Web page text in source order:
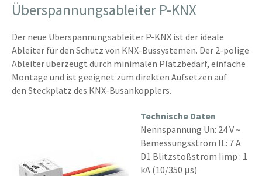
Überspannungsableiter P-KNX
Der neue Überspannungsableiter P-KNX ist der ideale
Ableiter für den Schutz von KNX-Bussystemen. Der 2-polige
Ableiter überzeugt durch minimalen Platzbedarf, einfache
Montage und ist geeignet zum direkten Aufsetzen auf
den Steckplatz des KNX-Busankopplers.
Technische Daten
Nennspannung Un: 24 V ~
Bemessungsstrom IL: 7 A
D1 Blitzstoßstrom Iimp : 1
kA (10/350 µs)